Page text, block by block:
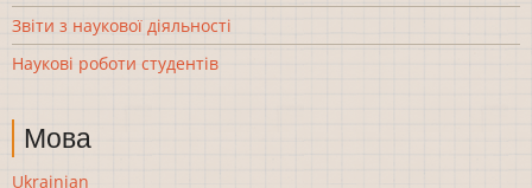
Звіти з наукової діяльності
Наукові роботи студентів
Мова
Ukrainian